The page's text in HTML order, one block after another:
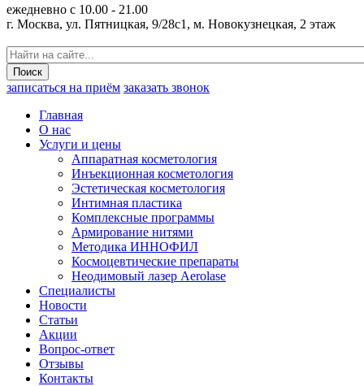
ежедневно с 10.00 - 21.00
г. Москва, ул. Пятницкая, 9/28с1, м. Новокузнецкая, 2 этаж
записаться на приём заказать звонок
Главная
О нас
Услуги и цены
Аппаратная косметология
Инъекционная косметология
Эстетическая косметология
Интимная пластика
Комплексные программы
Армирование нитями
Методика ИННОФИЛ
Космоцевтические препараты
Неодимовый лазер Aerolase
Специалисты
Новости
Статьи
Акции
Вопрос-ответ
Отзывы
Контакты